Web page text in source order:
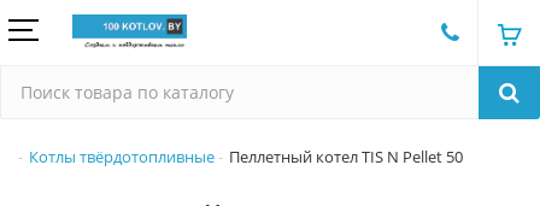
Котлы твёрдотопливные Пеллетный котел TIS N Pellet 50